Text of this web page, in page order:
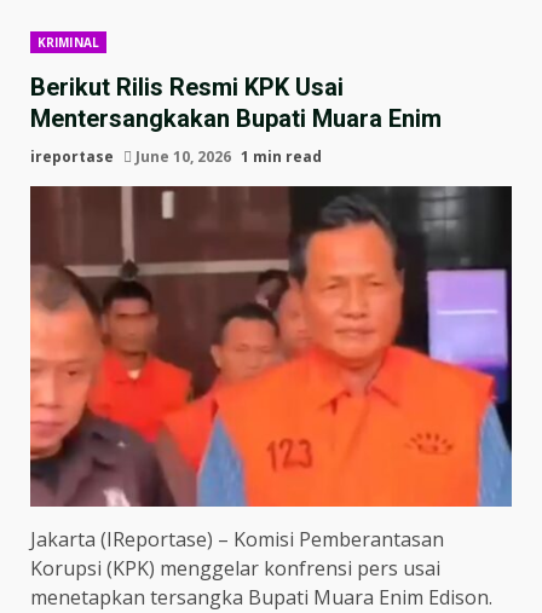
KRIMINAL
Berikut Rilis Resmi KPK Usai
Mentersangkakan Bupati Muara Enim
ireportase June 10, 2026 1 min read
Jakarta (IReportase) – Komisi Pemberantasan
Korupsi (KPK) menggelar konfrensi pers usai
menetapkan tersangka Bupati Muara Enim Edison.